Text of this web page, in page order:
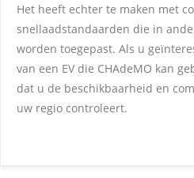
Het heeft echter te maken met
snellaadstandaarden die in
worden toegepast. Als u
van een EV die CHAdeMO kan
dat u de beschikbaarheid en
uw regio controleert.